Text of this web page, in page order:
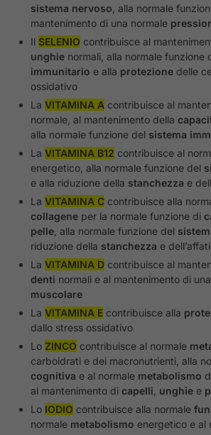
sistema nervoso , alla normale
mantenimento di una normale
Il SELENIO contribuisce al
unghie normali, alla normale funzione
immunitario e alla protezione delle
ossidativo
La VITAMINA A contribuisce al
normale, al mantenimento della
alla normale funzione del sistema
La VITAMINA B12 contribuisce al
energetico, alla normale funzione del
e alla riduzione della stanchezza e
La VITAMINA C contribuisce alla
collagene per la normale funzione di
pelle , alla normale funzione del
riduzione della stanchezza e
La VITAMINA D contribuisce al
denti normali e al mantenimento di
muscolare
La VITAMINA E contribuisce alla
dallo stress ossidativo
Lo ZINCO contribuisce al normale
carboidrati e dei macronutrienti, alla
cognitiva e al normale metabolismo
al mantenimento di capelli unghie e
Lo IODIO contribuisce alla normale
normale metabolismo energetico e al